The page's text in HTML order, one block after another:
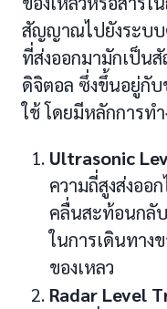
สัญญาณไปยังระบ
ที่ส่งออกมามักเป็
ดิจิตอล ซึ่งขึ้นอยู่กั
ใช้ โดยมีหลักการท
Ultrasonic
ความถี่สูงส่งออ
คลื่นสะท้อนกลับ
ในการเดินทาง
ของเหลว
Radar Level